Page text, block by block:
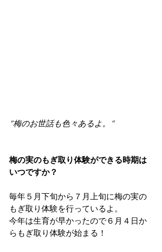
“梅のお世話も色々あるよ。”
梅の実のもぎ取り体験ができる時期は
いつですか？
毎年５月下旬から７月上旬に梅の実の
もぎ取り体験を行っているよ。
今年は生育が早かったので６月４日か
らもぎ取り体験が始まる！